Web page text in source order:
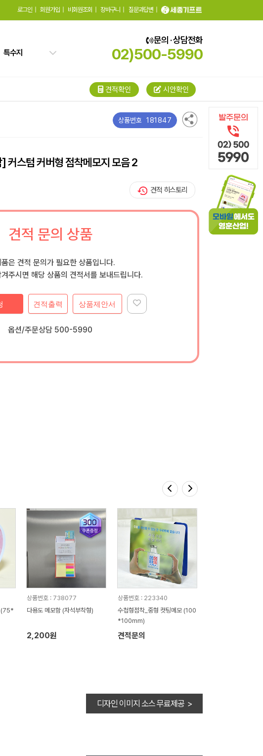
로그인 회원가입 비회원조회 장바구니 질문과답변
큐브형
특수지
하드양장
문의 · 상담전화
02)500-5990
견적확인 시안확인
상품번호 181847
커스텀 커버형 점착메모지 모음 2
견적 히스토리
견적 문의 상품
은 견적 문의가 필요한 상품입니다.
주시면 해당 상품의 견적서를 보내드립니다.
상품제안서
견적출력
옵션/주문상담 500-5990
(75*
상품번호 : 738077
다용도 메모함 (자석부착형)
2,200원
상품번호 : 223340
수첩형점착_중형 컷팅메모 (100
*100mm)
견적문의
디자인 이미지 소스 무료제공 >